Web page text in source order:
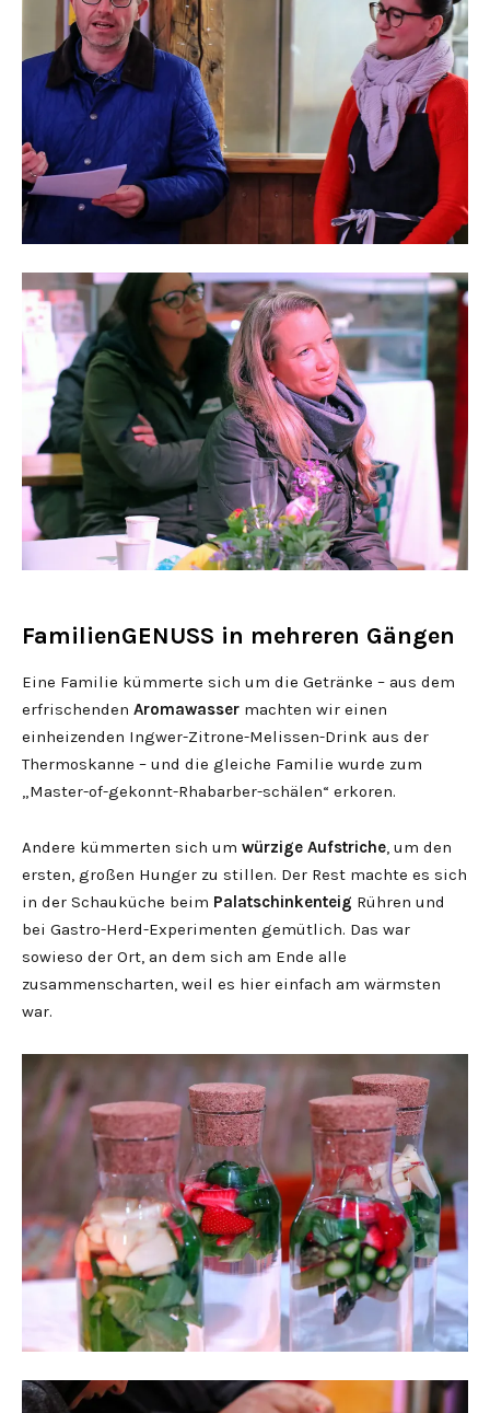
FamilienGENUSS in mehreren Gängen
Eine Familie kümmerte sich um die Getränke – aus dem
erfrischenden Aromawasser machten wir einen
einheizenden Ingwer-Zitrone-Melissen-Drink aus der
Thermoskanne – und die gleiche Familie wurde zum
„Master-of-gekonnt-Rhabarber-schälen“ erkoren.
Andere kümmerten sich um würzige Aufstriche, um den
ersten, großen Hunger zu stillen. Der Rest machte es sich
in der Schauküche beim Palatschinkenteig Rühren und
bei Gastro-Herd-Experimenten gemütlich. Das war
sowieso der Ort, an dem sich am Ende alle
zusammenscharten, weil es hier einfach am wärmsten
war.